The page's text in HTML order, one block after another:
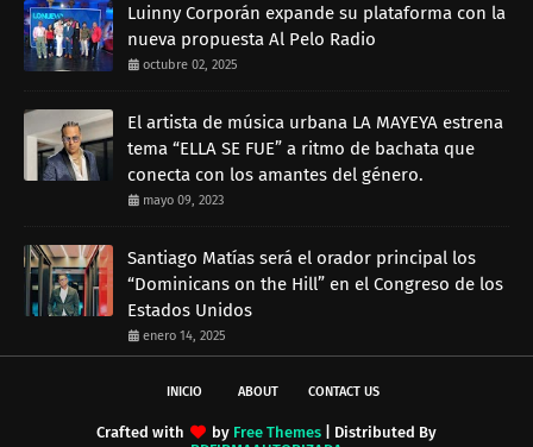
Luinny Corporán expande su plataforma con la
nueva propuesta Al Pelo Radio
octubre 02, 2025
El artista de música urbana LA MAYEYA estrena
tema “ELLA SE FUE” a ritmo de bachata que
conecta con los amantes del género.
mayo 09, 2023
Santiago Matías será el orador principal los
“Dominicans on the Hill” en el Congreso de los
Estados Unidos
enero 14, 2025
INICIO ABOUT CONTACT US
Crafted with by Free Themes | Distributed By